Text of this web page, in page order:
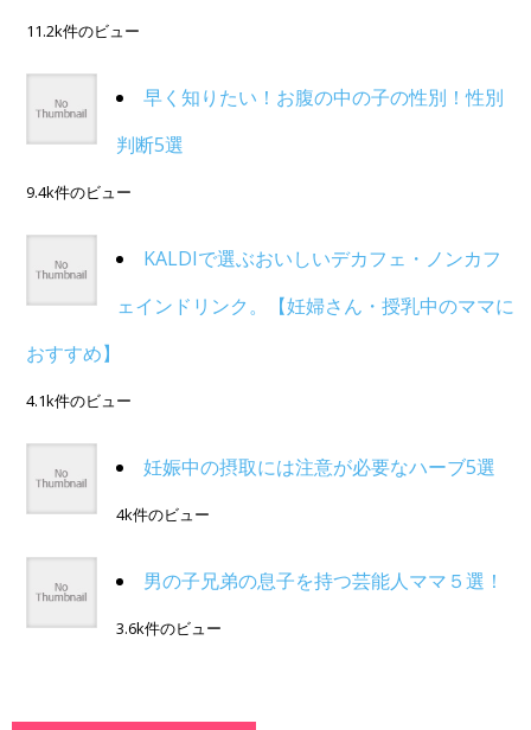
11.2k件のビュー
早く知りたい！お腹の中の子の性別！性別
判断5選
9.4k件のビュー
KALDIで選ぶおいしいデカフェ・ノンカフ
ェインドリンク。【妊婦さん・授乳中のママに
おすすめ】
4.1k件のビュー
妊娠中の摂取には注意が必要なハーブ5選
4k件のビュー
男の子兄弟の息子を持つ芸能人ママ５選！
3.6k件のビュー